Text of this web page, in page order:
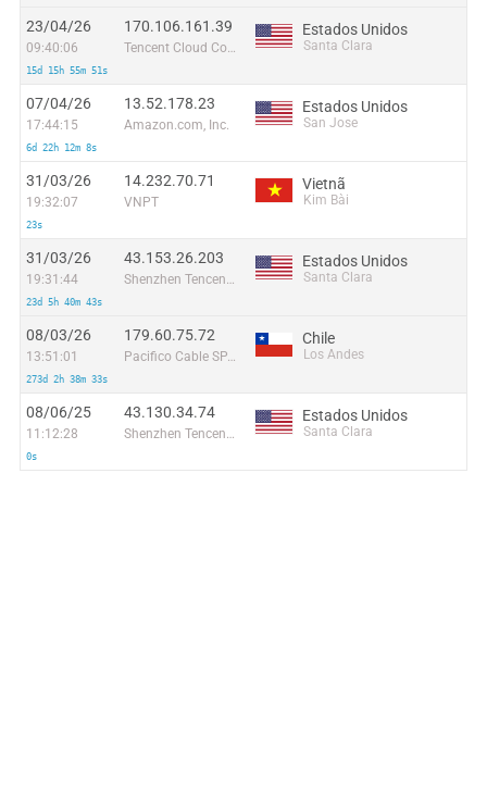
23/04/26
09:40:06
15d 15h 55m 51s
170.106.161.39
Tencent Cloud Computing (Beijing) Co
Estados Unidos
Santa Clara
07/04/26
17:44:15
6d 22h 12m 8s
13.52.178.23
Amazon.com, Inc.
Estados Unidos
San Jose
31/03/26
19:32:07
23s
14.232.70.71
VNPT
Vietnã
Kim Bài
31/03/26
19:31:44
23d 5h 40m 43s
43.153.26.203
Shenzhen Tencent Computer Systems Company Limited
Estados Unidos
Santa Clara
08/03/26
13:51:01
273d 2h 38m 33s
179.60.75.72
Pacifico Cable SPA.
Chile
Los Andes
08/06/25
11:12:28
0s
43.130.34.74
Shenzhen Tencent Computer Systems Company Limited
Estados Unidos
Santa Clara